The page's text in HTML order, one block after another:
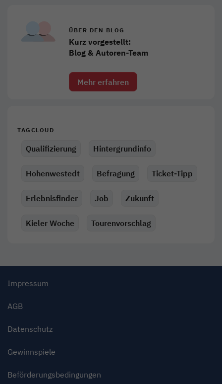
ÜBER DEN BLOG
Kurz vorgestellt:
Blog & Autoren-Team
Mehr erfahren
TAGCLOUD
Qualifizierung Hintergrundinfo
Hohenwestedt Befragung Ticket-Tipp
Erlebnisfinder Job Zukunft
Kieler Woche Tourenvorschlag
Impressum
AGB
Datenschutz
Gewinnspiele
Beförderungsbedingungen